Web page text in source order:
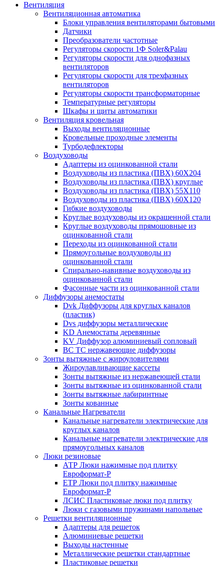
Вентиляция
Вентиляционная автоматика
Блоки управления вентиляторами бытовыми
Датчики
Преобразователи частотные
Регуляторы скорости 1Ф Soler&Palau
Регуляторы скорости для однофазных
вентиляторов
Регуляторы скорости для трехфазных
вентиляторов
Регуляторы скорости трансформаторные
Температурные регуляторы
Шкафы и щиты автоматики
Вентиляция кровельная
Выходы вентиляционные
Кровельные проходные элементы
Турбодефлекторы
Воздуховоды
Адаптеры из оцинкованной стали
Воздуховоды из пластика (ПВХ) 60Х204
Воздуховоды из пластика (ПВХ) круглые
Воздуховоды из пластика (ПВХ) 55Х110
Воздуховоды из пластика (ПВХ) 60Х120
Гибкие воздуховоды
Круглые воздуховоды из окрашенной стали
Круглые воздуховоды прямошовные из
оцинкованной стали
Переходы из оцинкованной стали
Прямоугольные воздуховоды из
оцинкованной стали
Спирально-навивные воздуховоды из
оцинкованной стали
Фасонные части из оцинкованной стали
Диффузоры анемостаты
Dvk Диффузоры для круглых каналов
(пластик)
Dvs диффузоры металлические
KD Анемостаты деревянные
KV Диффузор алюминиевый сопловый
ВС ТС нержавеющие диффузоры
Зонты вытяжные с жироуловителями
Жироулавливающие кассеты
Зонты вытяжные из нержавеющей стали
Зонты вытяжные из оцинкованной стали
Зонты вытяжные лабиринтные
Зонты кованные
Канальные Нагреватели
Канальные нагреватели электрические для
круглых каналов
Канальные нагреватели электрические для
прямоугольных каналов
Люки резиновые
АТР Люки нажимные под плитку
Евроформат-Р
ЕТР Люки под плитку нажимные
Евроформат-Р
ЛСИС Пластиковые люки под плитку
Люки с газовыми пружинами напольные
Решетки вентиляционные
Адаптеры для решеток
Алюминиевые решетки
Выходы настенные
Металлические решетки стандартные
Пластиковые решетки